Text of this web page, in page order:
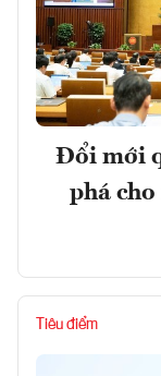
Đổi mới
phá
Tiêu điểm